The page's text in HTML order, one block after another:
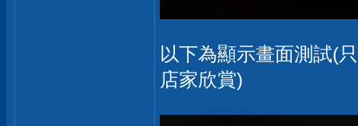
以下為顯示畫面測試(
店家欣賞)